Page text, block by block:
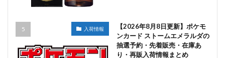
入荷情報
【2026年8月8日更新】ポケモ
ンカード ストームエメラルダの
抽選予約・先着販売・在庫あ
り・再販入荷情報まとめ